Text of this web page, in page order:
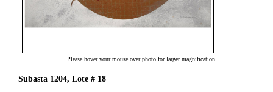
Please hover your mouse over photo for larger magnification
Subasta 1204, Lote # 18